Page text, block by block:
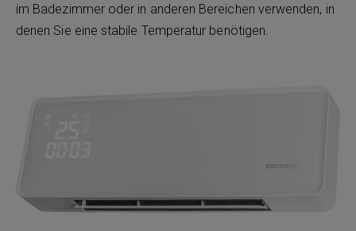
im Badezimmer oder in anderen Bereichen verwenden, in
denen Sie eine stabile Temperatur benötigen.